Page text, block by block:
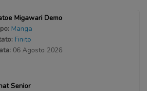
Migawari Demo
Manga
Finito
06 Agosto 2026
Senior